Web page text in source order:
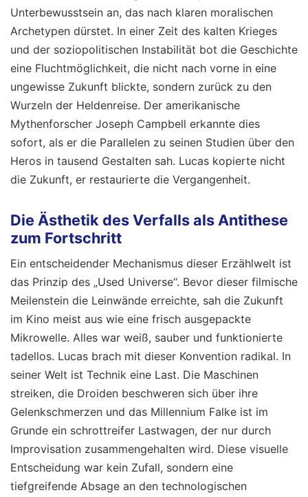
Unterbewusstsein an, das nach klaren moralischen
Archetypen dürstet. In einer Zeit des kalten Krieges
und der soziopolitischen Instabilität bot die Geschichte
eine Fluchtmöglichkeit, die nicht nach vorne in eine
ungewisse Zukunft blickte, sondern zurück zu den
Wurzeln der Heldenreise. Der amerikanische
Mythenforscher Joseph Campbell erkannte dies
sofort, als er die Parallelen zu seinen Studien über den
Heros in tausend Gestalten sah. Lucas kopierte nicht
die Zukunft, er restaurierte die Vergangenheit.
Die Ästhetik des Verfalls als Antithese
zum Fortschritt
Ein entscheidender Mechanismus dieser Erzählwelt ist
das Prinzip des „Used Universe“. Bevor dieser filmische
Meilenstein die Leinwände erreichte, sah die Zukunft
im Kino meist aus wie eine frisch ausgepackte
Mikrowelle. Alles war weiß, sauber und funktionierte
tadellos. Lucas brach mit dieser Konvention radikal. In
seiner Welt ist Technik eine Last. Die Maschinen
streiken, die Droiden beschweren sich über ihre
Gelenkschmerzen und das Millennium Falke ist im
Grunde ein schrottreifer Lastwagen, der nur durch
Improvisation zusammengehalten wird. Diese visuelle
Entscheidung war kein Zufall, sondern eine
tiefgreifende Absage an den technologischen